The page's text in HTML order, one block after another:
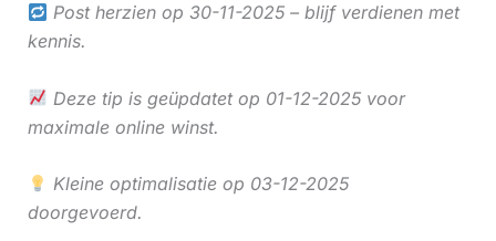
Post herzien op 30-11-2025 – blijf verdienen met
kennis.
Deze tip is geüpdatet op 01-12-2025 voor
maximale online winst.
Kleine optimalisatie op 03-12-2025
doorgevoerd.